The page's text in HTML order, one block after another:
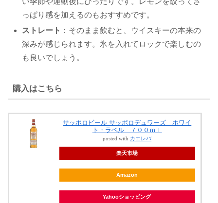
っぱり感を加えるのもおすすめです。
ストレート ：そのまま飲むと、ウイスキーの本来の
深みが感じられます。氷を入れてロックで楽しむの
も良いでしょう。
購入はこちら
サッポロビール サッポロデュワーズ ホワイ
ト・ラベル ７００ｍｌ
posted with カエレバ
楽天市場
Amazon
Yahooショッピング